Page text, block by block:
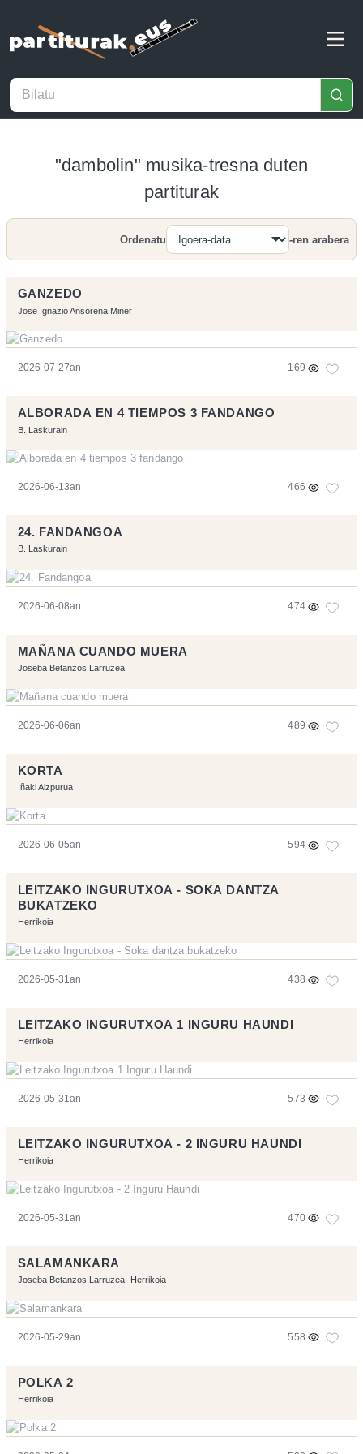
"dambolin" musika-tresna duten
partiturak
Bilatu
Ordenatu -ren arabera
GANZEDO
Jose Ignazio Ansorena Miner
2026-07-27an 169
ALBORADA EN 4 TIEMPOS 3 FANDANGO
B. Laskurain
2026-06-13an 466
24. FANDANGOA
B. Laskurain
2026-06-08an 474
MAÑANA CUANDO MUERA
Joseba Betanzos Larruzea
2026-06-06an 489
KORTA
Iñaki Aizpurua
2026-06-05an 594
LEITZAKO INGURUTXOA - SOKA DANTZA
BUKATZEKO
Herrikoia
2026-05-31an 438
LEITZAKO INGURUTXOA 1 INGURU HAUNDI
Herrikoia
2026-05-31an 573
LEITZAKO INGURUTXOA - 2 INGURU HAUNDI
Herrikoia
2026-05-31an 470
SALAMANKARA
Joseba Betanzos Larruzea Herrikoia
2026-05-29an 558
POLKA 2
Herrikoia